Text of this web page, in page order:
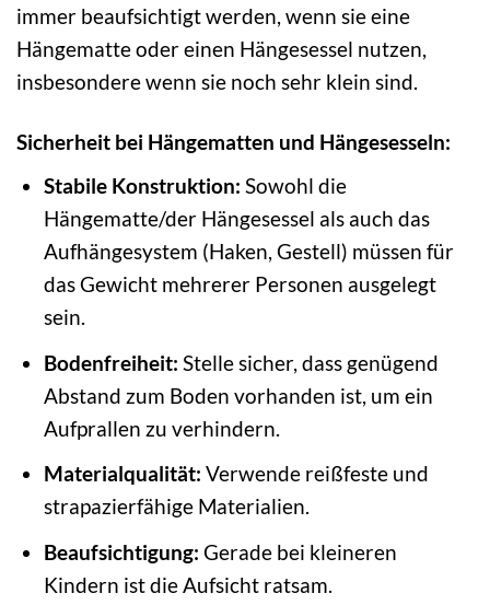
immer beaufsichtigt werden, wenn sie eine
Hängematte oder einen Hängesessel nutzen,
insbesondere wenn sie noch sehr klein sind.
Sicherheit bei Hängematten und Hängesesseln:
Stabile Konstruktion: Sowohl die
Hängematte/der Hängesessel als auch das
Aufhängesystem (Haken, Gestell) müssen für
das Gewicht mehrerer Personen ausgelegt
sein.
Bodenfreiheit: Stelle sicher, dass genügend
Abstand zum Boden vorhanden ist, um ein
Aufprallen zu verhindern.
Materialqualität: Verwende reißfeste und
strapazierfähige Materialien.
Beaufsichtigung: Gerade bei kleineren
Kindern ist die Aufsicht ratsam.